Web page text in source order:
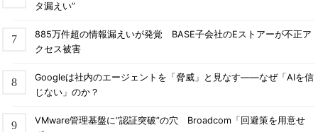
タ漏えい”
885万件超の情報漏えいが発覚 BASE子会社のEストアーが不正ア
クセス被害
Googleは社内のエージェントを「脅威」と見なす――なぜ「AIを信
じない」のか？
VMware管理基盤に“認証突破”の穴 Broadcom「回避策を用意せ